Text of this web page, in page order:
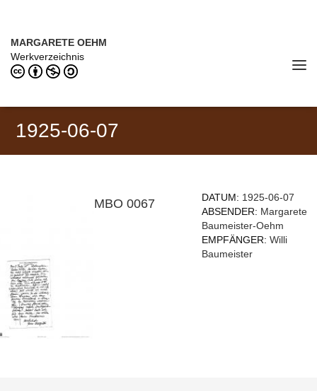
MARGARETE OEHM
Werkverzeichnis
1925-06-07
MBO 0067 DATUM: 1925-06-07
ABSENDER: Margarete
Baumeister-Oehm
EMPFÄNGER:Willi
Baumeister